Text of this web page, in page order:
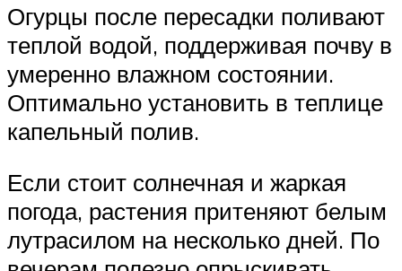
Огурцы после пересадки поливают
теплой водой, поддерживая почву в
умеренно влажном состоянии.
Оптимально установить в теплице
капельный полив.
Если стоит солнечная и жаркая
погода, растения притеняют белым
лутрасилом на несколько дней. По